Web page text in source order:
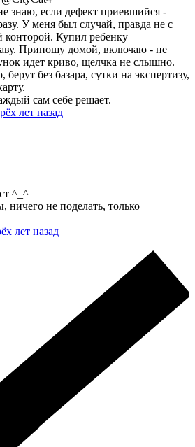
знаю, если дефект приевшийся -
У меня был случай, правда не с
конторой. Купил ребенку
Приношу домой, включаю - не
идет криво, щелчка не слышно.
без базара, сутки на экспертизу,
сам себе решает.
лет назад
^_^
ничего не поделать, только
лет назад